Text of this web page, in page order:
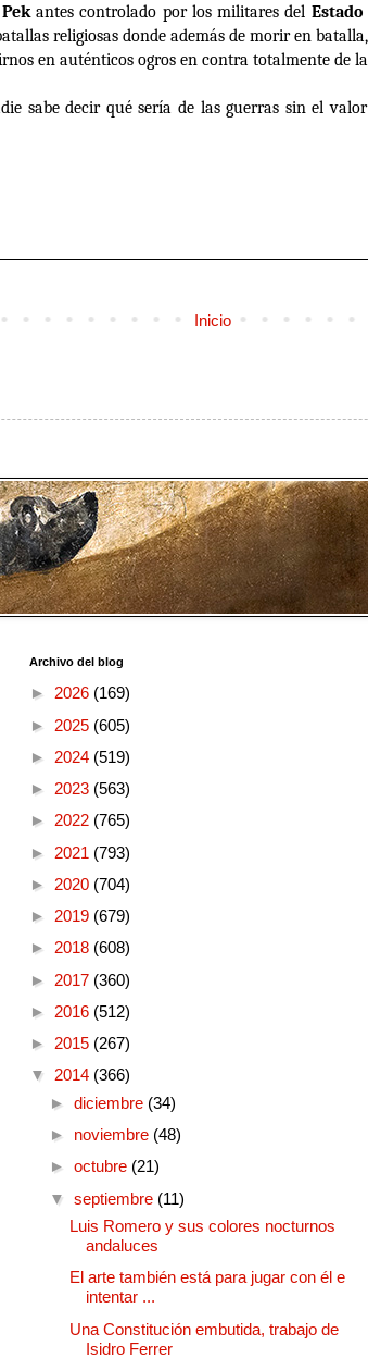
Pekantes controlado por los militares del
religiosas donde además de morir en
en auténticos ogros en contra totalmente de
sabe decir qué sería de las guerras sin el
Inicio
Archivo del blog
► 2026 (169)
► 2025 (605)
► 2024 (519)
► 2023 (563)
► 2022 (765)
► 2021 (793)
► 2020 (704)
► 2019 (679)
► 2018 (608)
► 2017 (360)
► 2016 (512)
► 2015 (267)
▼ 2014 (366)
► diciembre (34)
► noviembre (48)
► octubre (21)
▼ septiembre (11)
Luis Romero y sus colores nocturnos
andaluces
El arte también está para jugar con él e
intentar ...
Una Constitución embutida, trabajo de
Isidro Ferrer